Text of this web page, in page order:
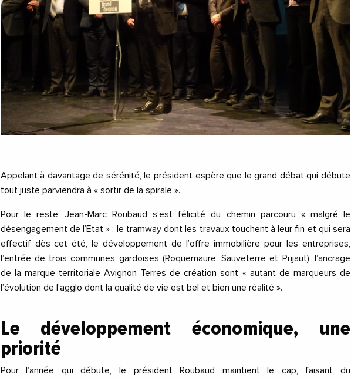
Appelant à davantage de sérénité, le président espère que le grand débat qui débute
tout juste parviendra à « sortir de la spirale ».
Pour le reste, Jean-Marc Roubaud s’est félicité du chemin parcouru « malgré le
désengagement de l’Etat » : le tramway dont les travaux touchent à leur fin et qui sera
effectif dès cet été, le développement de l’offre immobilière pour les entreprises,
l’entrée de trois communes gardoises (Roquemaure, Sauveterre et Pujaut), l’ancrage
de la marque territoriale Avignon Terres de création sont « autant de marqueurs de
l’évolution de l’agglo dont la qualité de vie est bel et bien une réalité ».
Le développement économique, une
priorité
Pour l’année qui débute, le président Roubaud maintient le cap, faisant du